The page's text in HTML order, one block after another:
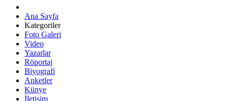
Ana Sayfa
Kategoriler
Foto Galeri
Video
Yazarlar
Röportaj
Biyografi
Anketler
Künye
İletişim